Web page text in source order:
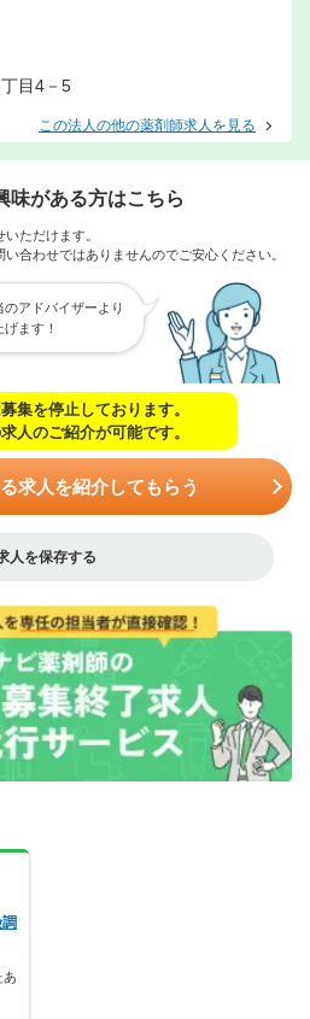
目4－5
この法人の他の薬剤師求人を見る
味がある方はこちら
ただけます。
合わせではありませんのでご安心ください。
アドバイザーより
ます！
集を停止しております。
人のご紹介が可能です。
求人を紹介してもらう
人を保存する
あ